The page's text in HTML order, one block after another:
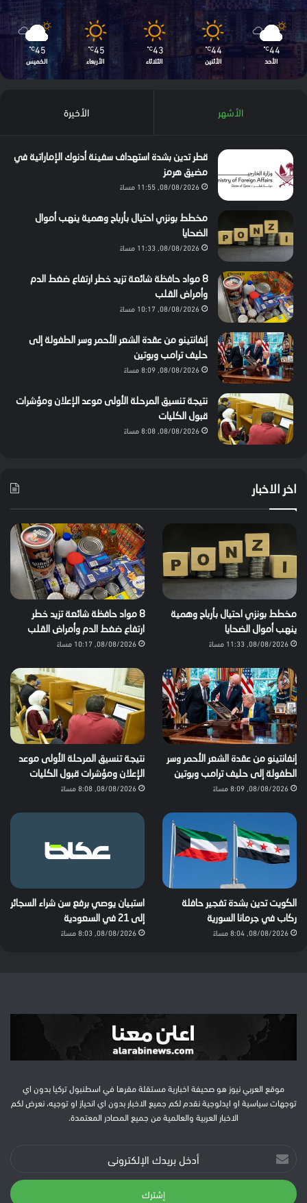
44
℃
الأحد
44
℃
الأثنين
43
℃
الثلاثاء
45
℃
الأربعاء
45
℃
الخميس
الأشهر الأخيرة
قطر تدين بشدة استهداف سفينة أدنوك الإماراتية في
مضيق هرمز
08/08/2026, 11:55 مساءً
مخطط بونزي احتيال بأرباح وهمية ينهب أموال
الضحايا
08/08/2026, 11:33 مساءً
8 مواد حافظة شائعة تزيد خطر ارتفاع ضغط الدم
وأمراض القلب
08/08/2026, 10:17 مساءً
إنفانتينو من عقدة الشعر الأحمر وسر الطفولة إلى
حليف ترامب وبوتين
08/08/2026, 8:09 مساءً
نتيجة تنسيق المرحلة الأولى موعد الإعلان ومؤشرات
قبول الكليات
08/08/2026, 8:08 مساءً
اخر الاخبار
مخطط بونزي احتيال بأرباح وهمية
ينهب أموال الضحايا
08/08/2026, 11:33 مساءً
8 مواد حافظة شائعة تزيد خطر
ارتفاع ضغط الدم وأمراض القلب
08/08/2026, 10:17 مساءً
إنفانتينو من عقدة الشعر الأحمر وسر
الطفولة إلى حليف ترامب وبوتين
08/08/2026, 8:09 مساءً
نتيجة تنسيق المرحلة الأولى موعد
الإعلان ومؤشرات قبول الكليات
08/08/2026, 8:08 مساءً
الكويت تدين بشدة تفجير حافلة
ركاب في جرمانا السورية
08/08/2026, 8:04 مساءً
استبيان يوصي برفع سن شراء السجائر
إلى 21 في السعودية
08/08/2026, 8:03 مساءً
موقع العربي نيوز هو صحيفة اخبارية مستقلة مقرها في اسطنبول تركيا بدون اي
توجهات سياسية او ايدلوجية نقدم لكم جميع الاخبار بدون اي انحياز او توجيه، نعرض لكم
الاخبار العربية والعالمية من جميع المصادر المعتمدة.
بريدك
الإلكتروني